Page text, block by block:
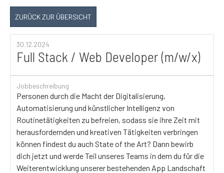
ZURÜCK ZUR ÜBERSICHT
30.12.2024
Full Stack / Web Developer (m/w/x)
Jobbeschreibung
Personen durch die Macht der Digitalisierung,
Automatisierung und künstlicher Intelligenz von
Routinetätigkeiten zu befreien, sodass sie ihre Zeit mit
herausfordernden und kreativen Tätigkeiten verbringen
können findest du auch State of the Art? Dann bewirb
dich jetzt und werde Teil unseres Teams in dem du für die
Weiterentwicklung unserer bestehenden App Landschaft